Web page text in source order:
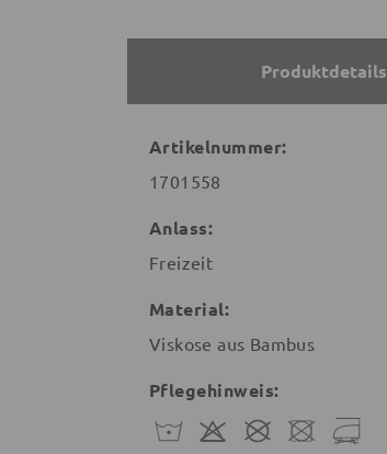
Produktdetails
Artikelnummer:
1701558
Anlass:
Freizeit
Material:
Viskose aus Bambus
Pflegehinweis: